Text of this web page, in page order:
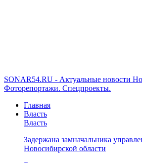
SONAR54.RU - Актуальные новости
Фоторепортажи. Спецпроекты.
Главная
Власть
Власть
Задержана замначальника
Новосибирской области